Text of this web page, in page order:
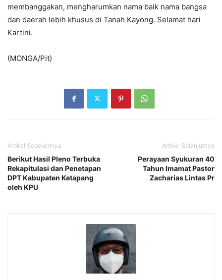
membanggakan, mengharumkan nama baik nama bangsa
dan daerah lebih khusus di Tanah Kayong. Selamat hari
Kartini.
(MONGA/Pit)
Artikel Sebelumnya
Berikut Hasil Pleno Terbuka
Rekapitulasi dan Penetapan
DPT Kabupaten Ketapang
oleh KPU
Artikel Selanjutnya
Perayaan Syukuran 40
Tahun Imamat Pastor
Zacharias Lintas Pr